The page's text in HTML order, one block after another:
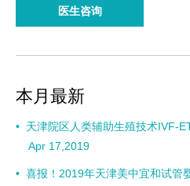
医生咨询
本月最新
• 天津院区人类辅助生殖技术IVF-
Apr 17,2019
•喜报！2019年天津美中宜和试管